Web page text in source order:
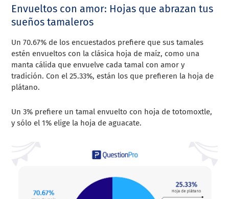
Envueltos con amor: Hojas que abrazan tus
sueños tamaleros
Un 70.67% de los encuestados prefiere que sus tamales
estén envueltos con la clásica hoja de maíz, como una
manta cálida que envuelve cada tamal con amor y
tradición. Con el 25.33%, están los que prefieren la hoja de
plátano.
Un 3% prefiere un tamal envuelto con hoja de totomoxtle,
y sólo el 1% elige la hoja de aguacate.